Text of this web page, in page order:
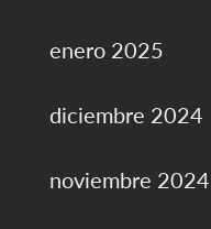
enero 2025
diciembre 2024
noviembre 2024